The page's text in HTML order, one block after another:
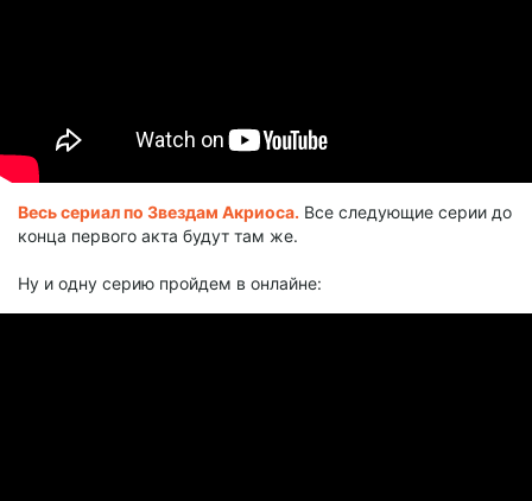
Весь сериал по Звездам Акриоса. Все следующие серии до
конца первого акта будут там же.
Ну и одну серию пройдем в онлайне: